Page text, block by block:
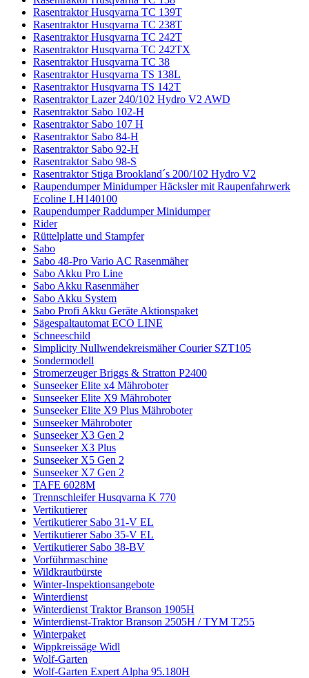
Rasentraktor Husqvarna TC 139T
Rasentraktor Husqvarna TC 238T
Rasentraktor Husqvarna TC 242T
Rasentraktor Husqvarna TC 242TX
Rasentraktor Husqvarna TC 38
Rasentraktor Husqvarna TS 138L
Rasentraktor Husqvarna TS 142T
Rasentraktor Lazer 240/102 Hydro V2 AWD
Rasentraktor Sabo 102-H
Rasentraktor Sabo 107 H
Rasentraktor Sabo 84-H
Rasentraktor Sabo 92-H
Rasentraktor Sabo 98-S
Rasentraktor Stiga Brookland´s 200/102 Hydro V2
Raupendumper Minidumper Häcksler mit Raupenfahrwerk
Ecoline LH140100
Raupendumper Raddumper Minidumper
Rider
Rüttelplatte und Stampfer
Sabo
Sabo 48-Pro Vario AC Rasenmäher
Sabo Akku Pro Line
Sabo Akku Rasenmäher
Sabo Akku System
Sabo Profi Akku Geräte Aktionspaket
Sägespaltautomat ECO LINE
Schneeschild
Simplicity Nullwendekreismäher Courier SZT105
Sondermodell
Stromerzeuger Briggs & Stratton P2400
Sunseeker Elite x4 Mähroboter
Sunseeker Elite X9 Mähroboter
Sunseeker Elite X9 Plus Mähroboter
Sunseeker Mähroboter
Sunseeker X3 Gen 2
Sunseeker X3 Plus
Sunseeker X5 Gen 2
Sunseeker X7 Gen 2
TAFE 6028M
Trennschleifer Husqvarna K 770
Vertikutierer
Vertikutierer Sabo 31-V EL
Vertikutierer Sabo 35-V EL
Vertikutierer Sabo 38-BV
Vorführmaschine
Wildkrautbürste
Winter-Inspektionsangebote
Winterdienst
Winterdienst Traktor Branson 1905H
Winterdienst-Traktor Branson 2505H / TYM T255
Winterpaket
Wippkreissäge Widl
Wolf-Garten
Wolf-Garten Expert Alpha 95.180H